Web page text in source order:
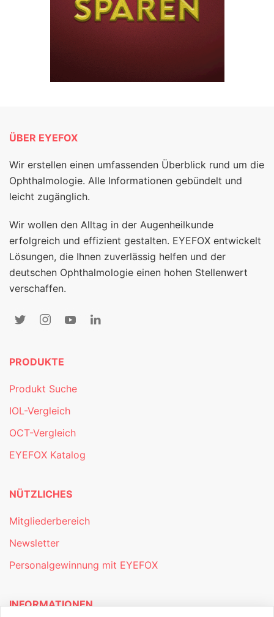
ÜBER EYEFOX
Wir erstellen einen umfassenden Überblick rund um die
Ophthalmologie. Alle Informationen gebündelt und
leicht zugänglich.
Wir wollen den Alltag in der Augenheilkunde
erfolgreich und effizient gestalten. EYEFOX entwickelt
Lösungen, die Ihnen zuverlässig helfen und der
deutschen Ophthalmologie einen hohen Stellenwert
verschaffen.
PRODUKTE
Produkt Suche
IOL-Vergleich
OCT-Vergleich
EYEFOX Katalog
NÜTZLICHES
Mitgliederbereich
Newsletter
Personalgewinnung mit EYEFOX
INFORMATIONEN